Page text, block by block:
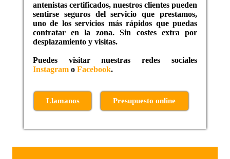
antenistas certificados, nuestros clientes pueden
sentirse seguros del servicio que prestamos,
uno de los servicios más rápidos que puedas
contratar en la zona. Sin costes extra por
desplazamiento y visitas.
Puedes visitar nuestras redes sociales
Instagramo Facebook.
Llamanos Presupuesto online